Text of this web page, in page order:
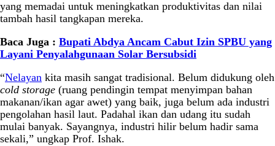
yang memadai untuk meningkatkan produktivitas dan nilai
tambah hasil tangkapan mereka.
Baca Juga : Bupati Abdya Ancam Cabut Izin SPBU yang
Layani Penyalahgunaan Solar Bersubsidi
“Nelayan kita masih sangat tradisional. Belum didukung oleh
cold storage (ruang pendingin tempat menyimpan bahan
makanan/ikan agar awet) yang baik, juga belum ada industri
pengolahan hasil laut. Padahal ikan dan udang itu sudah
mulai banyak. Sayangnya, industri hilir belum hadir sama
sekali,” ungkap Prof. Ishak.